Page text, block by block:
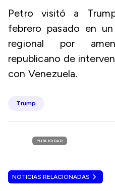
Petro visitó a
febrero pasado en
regional por
republicano de
con Venezuela.
Trump
PUBLICIDAD
NOTICIAS RELACIONADAS